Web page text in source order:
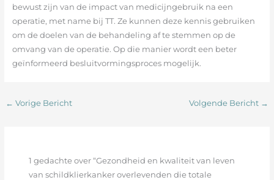
bewust zijn van de impact van medicijngebruik na een
operatie, met name bij TT. Ze kunnen deze kennis gebruiken
om de doelen van de behandeling af te stemmen op de
omvang van de operatie. Op die manier wordt een beter
geïnformeerd besluitvormingsproces mogelijk.
← Vorige Bericht Volgende Bericht →
1 gedachte over “Gezondheid en kwaliteit van leven
van schildklierkanker overlevenden die totale